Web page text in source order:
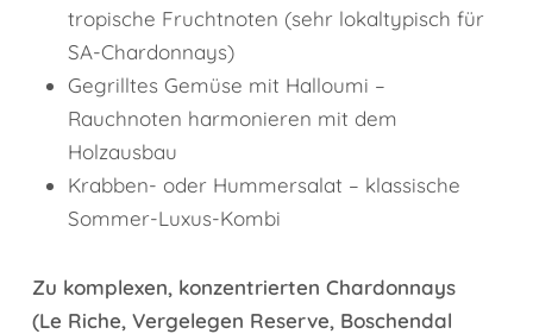
tropische Fruchtnoten (sehr lokaltypisch für
SA-Chardonnays)
Gegrilltes Gemüse mit Halloumi –
Rauchnoten harmonieren mit dem
Holzausbau
Krabben- oder Hummersalat – klassische
Sommer-Luxus-Kombi
Zu komplexen, konzentrierten Chardonnays
(Le Riche, Vergelegen Reserve, Boschendal